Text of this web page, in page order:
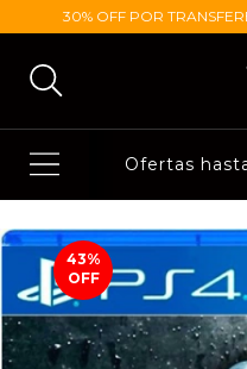
30% OFF POR
Ofertas
43%
OFF